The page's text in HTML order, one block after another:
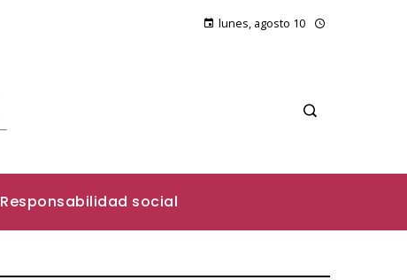
lunes, agosto 10
Responsabilidad social